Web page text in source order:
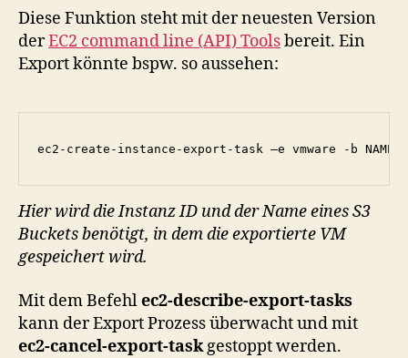
Diese Funktion steht mit der neuesten Version
derEC2 command line (API) Toolsbereit. Ein
Export könnte bspw. so aussehen:
Hier wird die Instanz ID und der Name eines S3
Buckets benötigt, in dem die exportierte VM
gespeichert wird.
Mit dem Befehlec2-describe-export-tasks
kann der Export Prozess überwacht und mit
ec2-cancel-export-taskgestoppt werden.